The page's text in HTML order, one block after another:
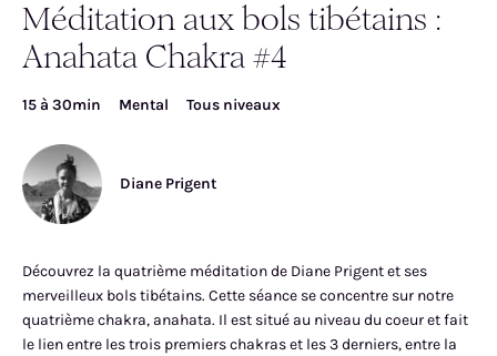
Inscrivez-vous pour accéder gratuitement à la
vidéo
Méditation aux bols tibétains :
Anahata Chakra #4
15 à 30min Mental Tous niveaux
Diane Prigent
Découvrez la quatrième méditation de Diane Prigent et ses
merveilleux bols tibétains. Cette séance se concentre sur notre
quatrième chakra, anahata. Il est situé au niveau du coeur et fait
le lien entre les trois premiers chakras et les 3 derniers, entre la